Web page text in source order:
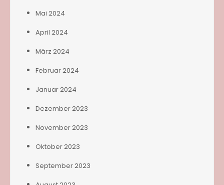
Mai 2024
April 2024
März 2024
Februar 2024
Januar 2024
Dezember 2023
November 2023
Oktober 2023
September 2023